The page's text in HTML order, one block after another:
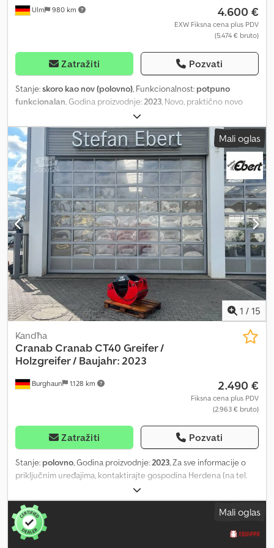
Ulm 980 km 4.600 €
EXW Fiksna cena plus PDV
(5.474 € bruto)
Zatražiti Pozvati
Stanje:skoro kao nov (polovno), Funkcionalnost: potpuno
funkcionalan, Godina proizvodnje:2023, Novo, praktično novo
brzo pričvršćivačko postrojenje (montirano na novu mašinu, ali
nije korišćeno). Proizvođač: Henle Prečnik osovine: 800 mm
Maksimalna širina držača: 307 mm Razmak osovina: 450 mm (od
centra jedne osovine do centra druge) Hidraulični pogon
Uključujući set creva Uključujući sigurnosni kuk prema najnovijim
propisima. Dsdpfeznu Hrsx Al Djck
Mali oglas
1 / 15
Burghaun 1.128 km
Kandћa
CranabCranab CT40 Greifer /
Holzgreifer / Baujahr: 2023
2.490 €
Fiksna cena plus PDV
(2.963 € bruto)
Zatražiti Pozvati
Stanje: polovno, Godina proizvodnje:2023, Za sve informacije o
priključnim uređajima, kontaktirajte gospodina Herdena (na tel.
broj). Cranab CT40 grabilica / drvna grabilica / godina proizvodnje:
2023 / veoma dobro stanje / dostupna u skladištu i odmah
isporučiva Cena: 2.490,00 € neto / 2.963,10 € bruto Maksimalni
radni pritisak: 25 MPa Težina: 250 kg Dimenzije: Površina – od vrha
do vrha: 0,40 m² Maksimalna širina zahvata: 1978 mm Minimalni
Mali oglas